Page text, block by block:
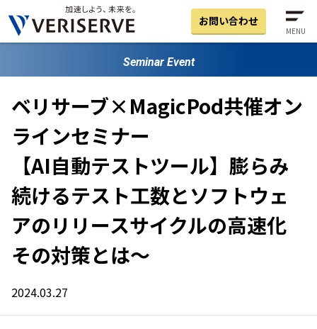
お問い合わせ
MENU
Seminar Event
ベリサーブ×MagicPod共催オン
ラインセミナー
【AI自動テストツール】膨らみ
続けるテスト工数とソフトウェ
アのリリースサイクルの高速化
その対策とは～
2024.03.27